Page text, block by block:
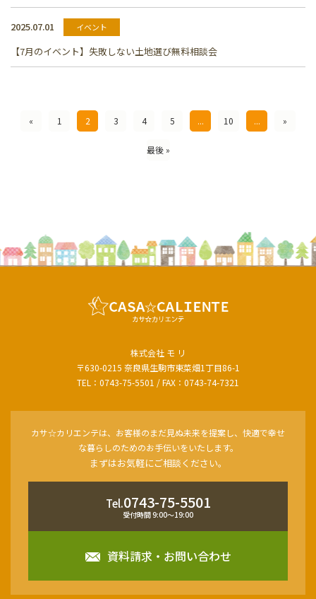
2025.07.01 イベント
【7月のイベント】失敗しない土地選び無料相談会
« 1 2 3 4 5 ... 10 ... »
最後 »
株式会社 モ リ
〒630-0215 奈良県生駒市東菜畑1丁目86-1
TEL：0743-75-5501 / FAX：0743-74-7321
カサ☆カリエンテは、お客様のまだ見ぬ未来を提案し、快適で幸せ
な暮らしのためのお手伝いをいたします。
まずはお気軽にご相談ください。
Tel.0743-75-5501
受付時間 9:00〜19:00
資料請求・お問い合わせ